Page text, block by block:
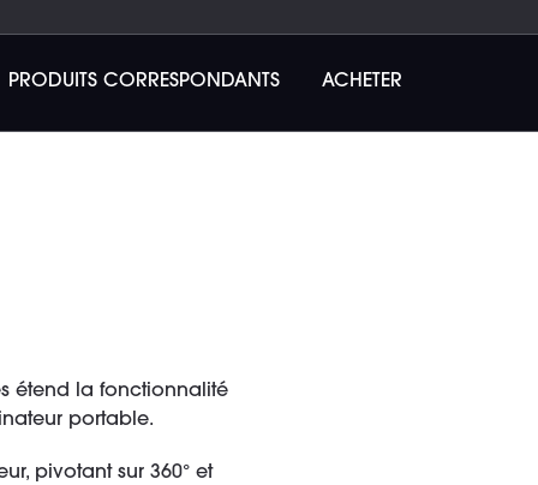
PRODUITS CORRESPONDANTS ACHETER
étend la fonctionnalité
portable.
pivotant sur 360° et